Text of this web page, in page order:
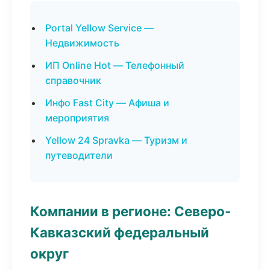
Portal Yellow Service —
Недвижимость
ИП Online Hot — Телефонный
справочник
Инфо Fast City — Афиша и
мероприятия
Yellow 24 Spravka — Туризм и
путеводители
Компании в регионе: Северо-
Кавказский федеральный
округ